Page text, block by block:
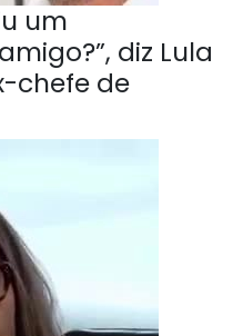
um
diz Lula
chefe de